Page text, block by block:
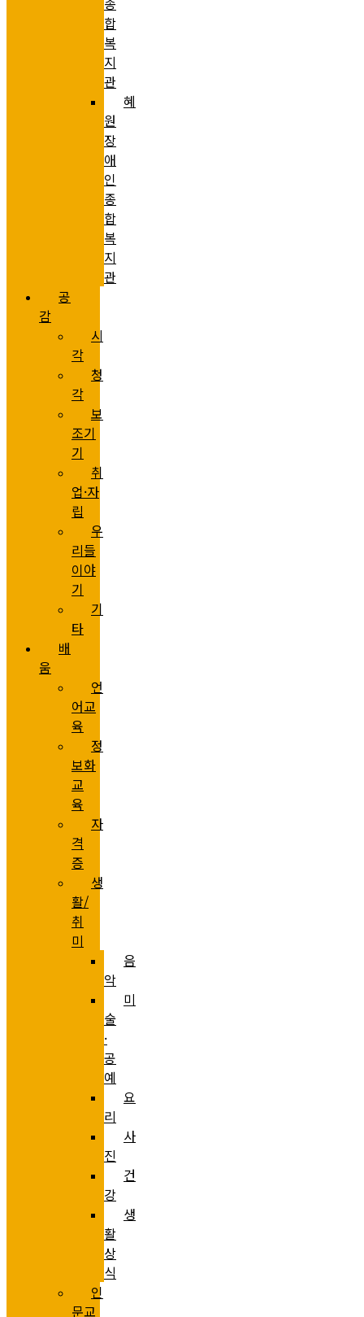
합
복
지
관
혜
원
장
애
인
종
합
복
지
관
공
감
시
각
청
각
보
조기
기
취
업·자
립
우
리들
이야
기
기
타
배
움
언
어교
육
정
보화
교
육
자
격
증
생
활/
취
미
음
악
미
술
·
공
예
요
리
사
진
건
강
생
활
상
식
인
문교